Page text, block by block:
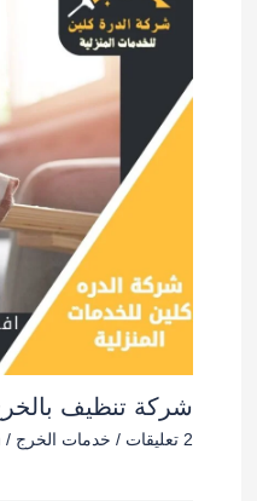
شركة تنظيف
2 تعليقات / خدمات الخرج / By